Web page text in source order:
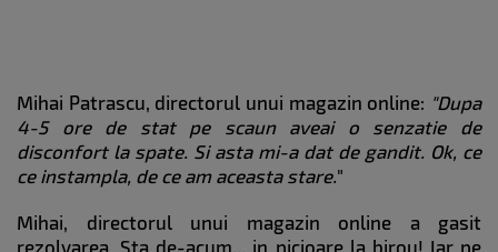
Mihai Patrascu, directorul unui magazin online: "Dupa
4-5 ore de stat pe scaun aveai o senzatie de
disconfort la spate. Si asta mi-a dat de gandit. Ok, ce
ce instampla, de ce am aceasta stare."
Mihai, directorul unui magazin online a gasit
rezolvarea. Sta de-acum... in picioare la birou! Iar pe